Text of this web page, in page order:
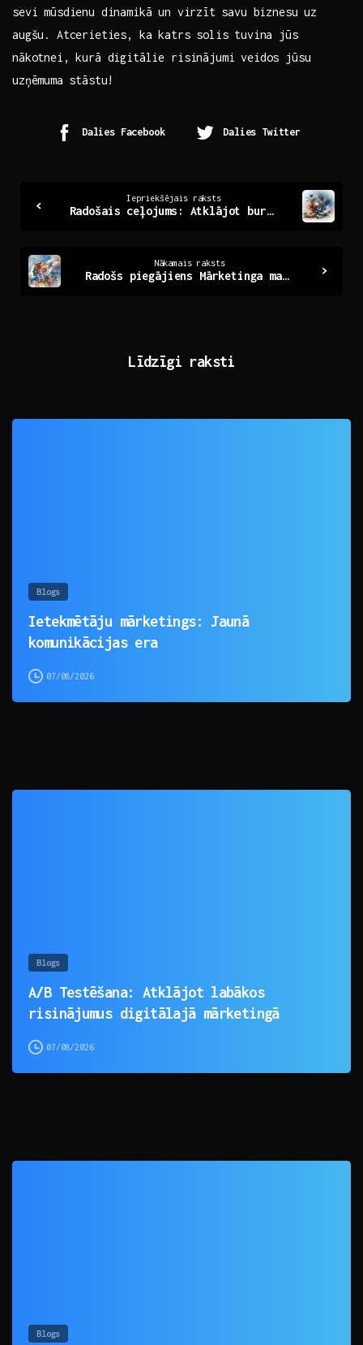
sevi mūsdienu dinamikā⁣ un virzīt⁢ savu biznesu uz‌
augšu. Atcerieties, ka⁢ katrs solis tuvina jūs‌
nākotnei, kurā digitālie ‌risinājumi veidos jūsu
uzņēmuma⁢ stāstu!
Dalies Facebook Dalies Twitter
Reading
Iepriekšējais raksts
Radošais ceļojums: Atklājot burvību katrā soļotā
Nākamais raksts
Radošs piegājiens Mārketinga materiālu dizainam
Līdzīgi raksti
Blogs
Ietekmētāju mārketings: Jaunā
komunikācijas era
07/08/2026
Blogs
A/B Testēšana: Atklājot labākos
risinājumus digitālajā mārketingā
07/08/2026
Blogs